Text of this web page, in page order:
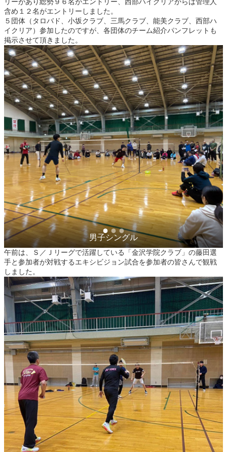
含め１２名がエントリーしました。
５団体（タロバド、小坂クラブ、三馬クラブ、能美クラブ、西部ハ
イクリア）参加したのですが、各団体のチーム紹介パンフレットも
掲示させて頂きました。
男子シングル
午前は、Ｓ／Ｊリーグで活躍している「金沢学院クラブ」の藤田選
手と参加者が対戦するエキシビジョン試合を参加者の皆さんで観戦
しました。